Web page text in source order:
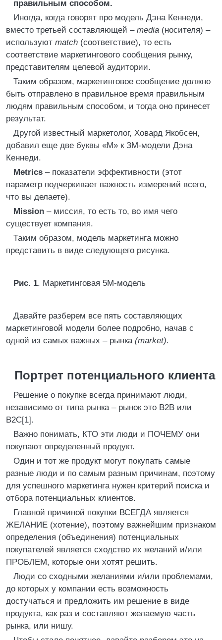
правильным способом.
Иногда, когда говорят про модель Дэна Кеннеди,
вместо третьей составляющей – media (носителя) –
используют match (соответствие), то есть
соответствие маркетингового сообщения рынку,
представителям целевой аудитории.
Таким образом, маркетинговое сообщение должно
быть отправлено в правильное время правильным
людям правильным способом, и тогда оно принесет
результат.
Другой известный маркетолог, Ховард Якобсен,
добавил еще две буквы «М» к ЗМ-модели Дэна
Кеннеди.
Metrics – показатели эффективности (этот
параметр подчеркивает важность измерений всего,
что вы делаете).
Mission – миссия, то есть то, во имя чего
существует компания.
Таким образом, модель маркетинга можно
представить в виде следующего рисунка.
Рис. 1. Маркетинговая 5М-модель
Давайте разберем все пять составляющих
маркетинговой модели более подробно, начав с
одной из самых важных – рынка (market).
Портрет потенциального клиента
Решение о покупке всегда принимают люди,
независимо от типа рынка – рынок это В2В или
В2С[1].
Важно понимать, КТО эти люди и ПОЧЕМУ они
покупают определенный продукт.
Один и тот же продукт могут покупать самые
разные люди и по самым разным причинам, поэтому
для успешного маркетинга нужен критерий поиска и
отбора потенциальных клиентов.
Главной причиной покупки ВСЕГДА является
ЖЕЛАНИЕ (хотение), поэтому важнейшим признаком
определения (объединения) потенциальных
покупателей является сходство их желаний и/или
ПРОБЛЕМ, которые они хотят решить.
Люди со сходными желаниями и/или проблемами,
до которых у компании есть возможность
достучаться и предложить им решение в виде
продукта, как раз и составляют желаемую часть
рынка, или нишу.